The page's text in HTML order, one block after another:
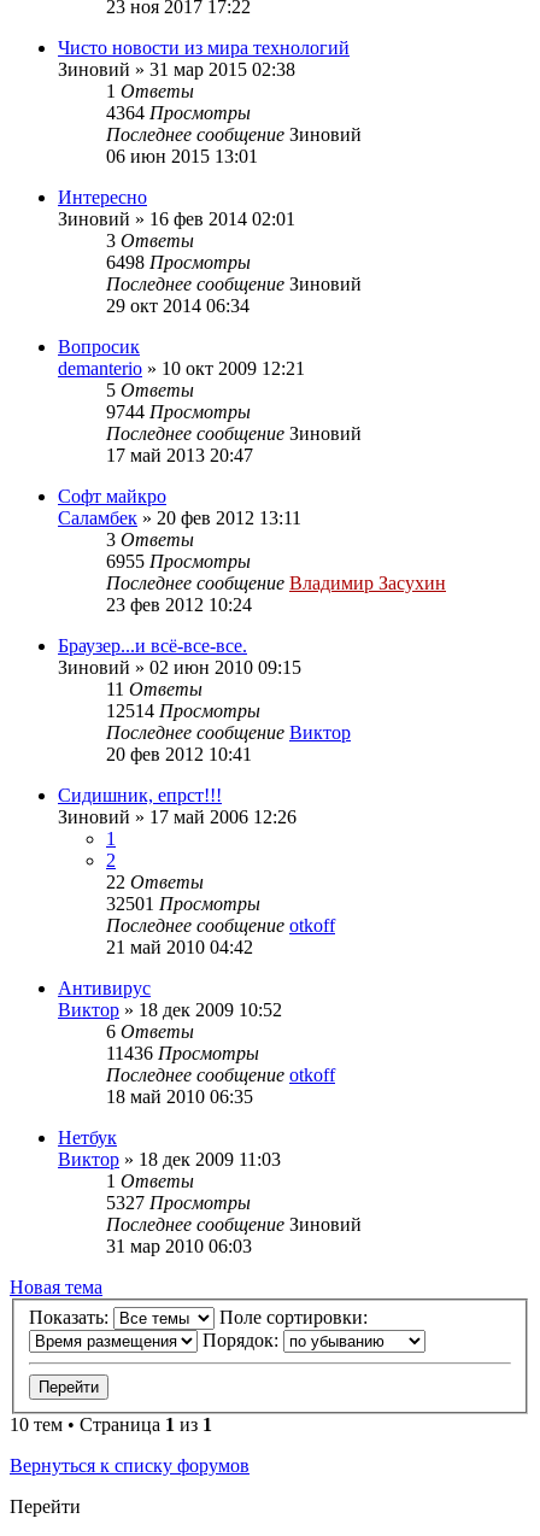
23 ноя 2017 17:22
Чисто новости из мира технологий
Зиновий » 31 мар 2015 02:38
1 Ответы
4364 Просмотры
Последнее сообщение Зиновий
06 июн 2015 13:01
Интересно
Зиновий » 16 фев 2014 02:01
3 Ответы
6498 Просмотры
Последнее сообщение Зиновий
29 окт 2014 06:34
Вопросик
demanterio » 10 окт 2009 12:21
5 Ответы
9744 Просмотры
Последнее сообщение Зиновий
17 май 2013 20:47
Софт майкро
Саламбек » 20 фев 2012 13:11
3 Ответы
6955 Просмотры
Последнее сообщение Владимир Засухин
23 фев 2012 10:24
Браузер...и всё-все-все.
Зиновий » 02 июн 2010 09:15
11 Ответы
12514 Просмотры
Последнее сообщение Виктор
20 фев 2012 10:41
Сидишник, епрст!!!
Зиновий » 17 май 2006 12:26
1
2
22 Ответы
32501 Просмотры
Последнее сообщение otkoff
21 май 2010 04:42
Антивирус
Виктор » 18 дек 2009 10:52
6 Ответы
11436 Просмотры
Последнее сообщение otkoff
18 май 2010 06:35
Нетбук
Виктор » 18 дек 2009 11:03
1 Ответы
5327 Просмотры
Последнее сообщение Зиновий
31 мар 2010 06:03
Новая тема
Показать:
Поле сортировки:
Порядок:
10 тем • Страница 1 из 1
Вернуться к списку форумов
Перейти